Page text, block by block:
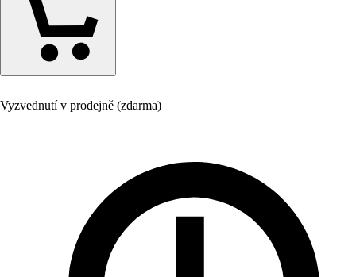
Vyzvednutí v prodejně (zdarma)